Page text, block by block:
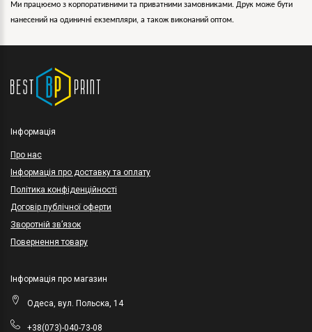
Ми працюємо з корпоративними та приватними замовниками. Друк може бути
нанесений на одиничні екземпляри, а також виконаний оптом.
Інформація
Про нас
Інформація про доставку та оплату
Політика конфіденційності
Договір публічної оферти
Зворотній зв’язок
Повернення товару
Інформація про магазин
Одеса, вул. Польска, 14
+38(073)-040-73-08